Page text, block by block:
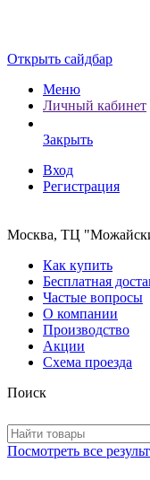
Открыть сайдбар
Меню
Личный кабинет
Закрыть
Вход
Регистрация
Москва, ТЦ
Как купить
Бесплатная
Частые вопросы
О компании
Производство
Акции
Схема проезда
Поиск
Посмотреть все